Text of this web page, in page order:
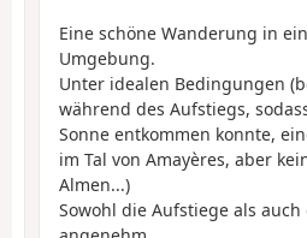
Eine schöne Wanderung in
Umgebung.
Unter idealen Bedingungen
während des Aufstiegs,
Sonne entkommen konnte,
im Tal von Amayères, aber
Almen...)
Sowohl die Aufstiege als